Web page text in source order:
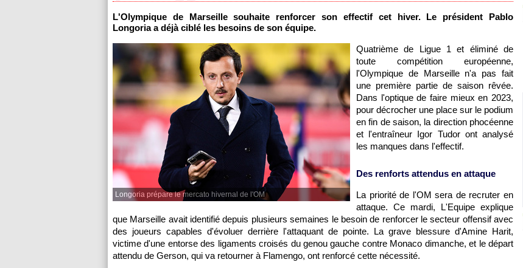
L'Olympique de Marseille souhaite renforcer son effectif cet hiver. Le président Pablo
Longoria a déjà ciblé les besoins de son équipe.
Longoria prépare le mercato hivernal de l'OM
Quatrième de Ligue 1 et éliminé de
toute compétition européenne,
l'Olympique de Marseille n'a pas fait
une première partie de saison rêvée.
Dans l'optique de faire mieux en 2023,
pour décrocher une place sur le podium
en fin de saison, la direction phocéenne
et l'entraîneur Igor Tudor ont analysé
les manques dans l'effectif.
Des renforts attendus en attaque
La priorité de l'OM sera de recruter en
attaque. Ce mardi, L'Equipe explique
que Marseille avait identifié depuis plusieurs semaines le besoin de renforcer le secteur offensif avec
des joueurs capables d'évoluer derrière l'attaquant de pointe. La grave blessure d'Amine Harit,
victime d'une entorse des ligaments croisés du genou gauche contre Monaco dimanche, et le départ
attendu de Gerson, qui va retourner à Flamengo, ont renforcé cette nécessité.